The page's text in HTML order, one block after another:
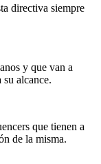
directiva siempre
y que van a
alcance.
que tienen a
de la misma.